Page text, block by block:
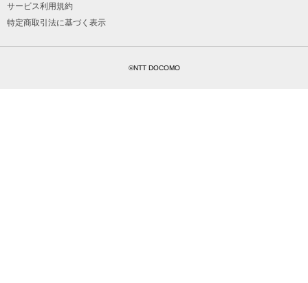
サービス利用規約
特定商取引法に基づく表示
©NTT DOCOMO